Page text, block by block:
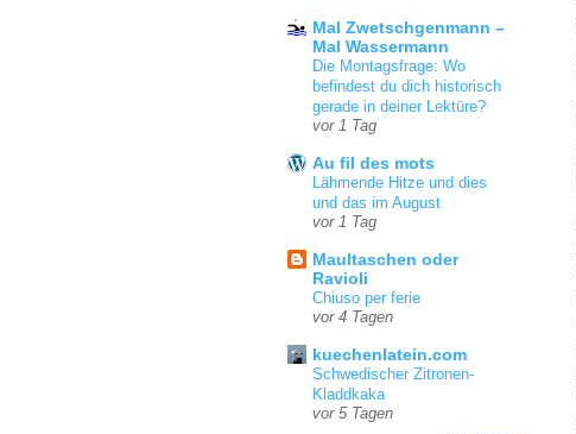
Mal Zwetschgenmann –
Mal Wassermann
Die Montagsfrage: Wo
befindest du dich historisch
gerade in deiner Lektüre?
vor 1 Tag
Au fil des mots
Lähmende Hitze und dies
und das im August
vor 1 Tag
Maultaschen oder
Ravioli
Chiuso per ferie
vor 4 Tagen
kuechenlatein.com
Schwedischer Zitronen-
Kladdkaka
vor 5 Tagen